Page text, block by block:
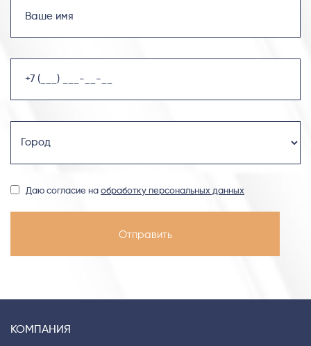
Даю согласие на обработку персональных данных
КОМПАНИЯ